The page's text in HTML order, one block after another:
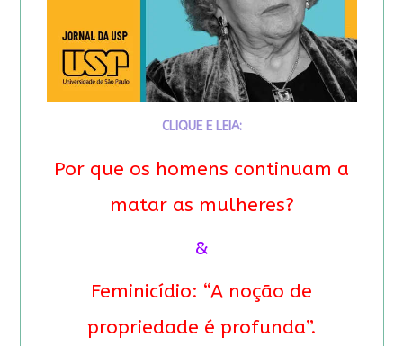
CLIQUE E LEIA:
Por que os homens continuam a
matar as mulheres?
&
Feminicídio: “A noção de
propriedade é profunda”.